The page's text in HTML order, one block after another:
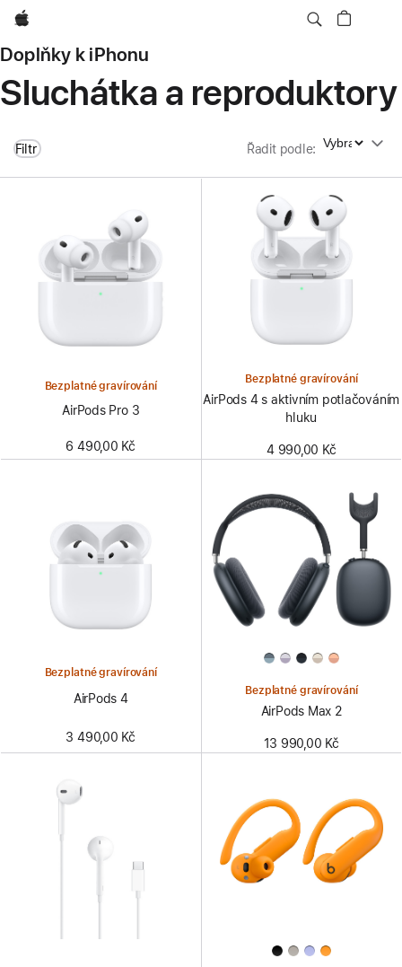
Apple
Doplňky k iPhonu
Sluchátka a reproduktory
Filtr Řadit podle: Řadit podle
Bezplatné gravírování
AirPods Pro 3
6 490,00 Kč
Bezplatné gravírování
AirPods 4 s aktivním potlačováním
hluku
4 990,00 Kč
Bezplatné gravírování
AirPods 4
3 490,00 Kč
Bezplatné gravírování
AirPods Max 2
13 990,00 Kč